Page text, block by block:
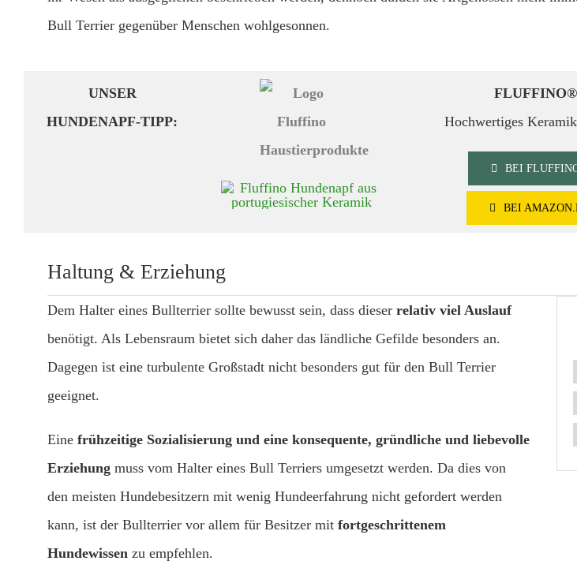
Bull Terrier gegenüber Menschen wohlgesonnen.
UNSER
HUNDENAPF-TIPP:
Hochwertiges
BEI
BEI
Haltung & Erziehung
Dem Halter eines Bullterrier sollte bewusst sein, dass dieser relativ viel Auslauf
benötigt. Als Lebensraum bietet sich daher das ländliche Gefilde besonders an.
Dagegen ist eine turbulente Großstadt nicht besonders gut für den Bull Terrier
geeignet.
Eine frühzeitige Sozialisierung und eine konsequente, gründliche und liebevolle
Erziehung muss vom Halter eines Bull Terriers umgesetzt werden. Da dies von
den meisten Hundebesitzern mit wenig Hundeerfahrung nicht gefordert werden
kann, ist der Bullterrier vor allem für Besitzer mit fortgeschrittenem
Hundewissen zu empfehlen.